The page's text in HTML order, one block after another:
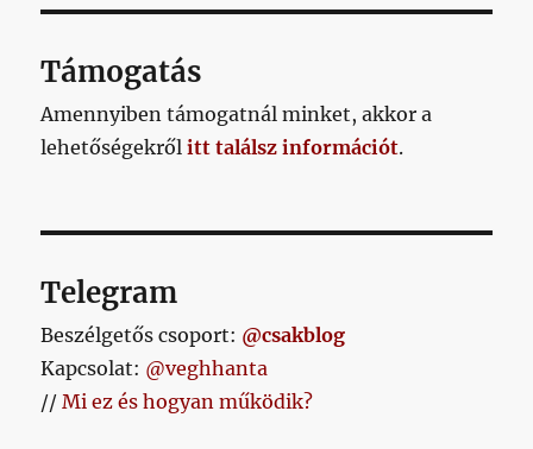
Támogatás
Amennyiben támogatnál minket, akkor a
lehetőségekrőlitt találsz információt.
Telegram
Beszélgetős csoport: @csakblog
Kapcsolat: @veghhanta
//Mi ez és hogyan működik?